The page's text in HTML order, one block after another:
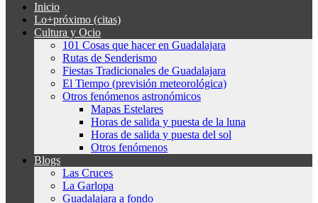
Inicio
Lo+próximo (citas)
Cultura y Ocio
101 Cosas que hacer en Guadalajara
Rutas de Senderismo
Fiestas Tradicionales de Guadalajara
El Tiempo (previsión meteorológica)
Otros fenómenos astronómicos
Mapas Estelares
Horas de salida y puesta de la luna
Horas de salida y puesta del sol
Otros fenómenos
Blogs
Las Cruces
La Garlopa
Guadalajara a fondo